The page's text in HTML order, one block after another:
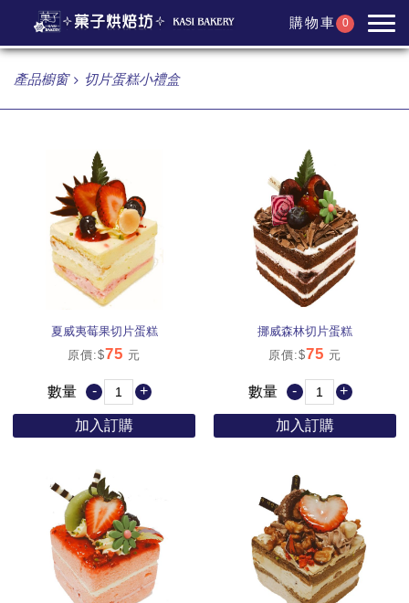
購物車 0
產品櫥窗 切片蛋糕小禮盒
夏威夷莓果切片蛋糕
原價:$75 元
數量 - +
加入訂購
挪威森林切片蛋糕
原價:$75 元
數量 - +
加入訂購